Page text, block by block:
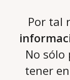
Por tal
No sólo
tener